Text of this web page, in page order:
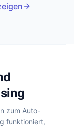
zum Auto-
funktioniert,